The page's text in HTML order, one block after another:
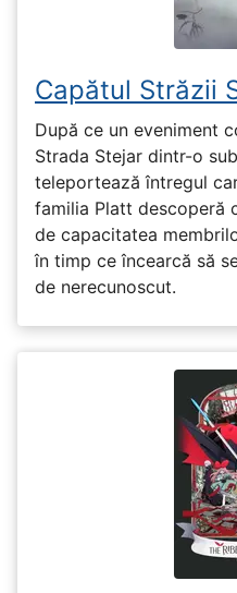
Capătul Străzii
După ce un eveniment
Strada Stejar dintr-o
teleportează întregul
familia Platt descoperă
de capacitatea
în timp ce încearcă să
de nerecunoscut.